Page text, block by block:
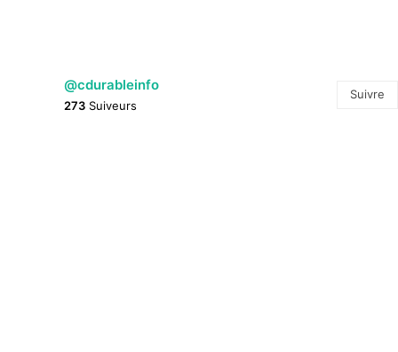
@cdurableinfo
273 Suiveurs
Suivre